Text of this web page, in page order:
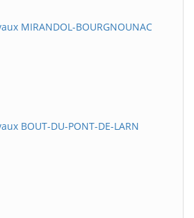
MIRANDOL-BOURGNOUNAC
BOUT-DU-PONT-DE-LARN